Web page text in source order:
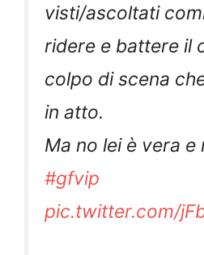
visti/ascoltati
ridere e battere il
colpo di scena
in atto.
Ma no lei è vera e
#gfvip
pic.twitter.com/